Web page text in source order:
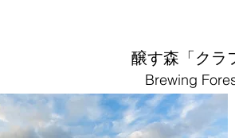
醸す森「クラ
Brewing